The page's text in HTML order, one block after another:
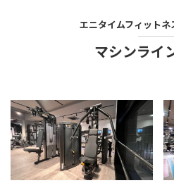
エニタイムフィットネ
マシンライ